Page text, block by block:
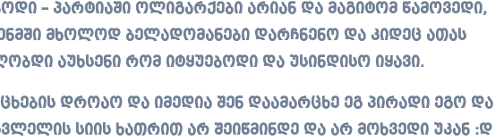
– პარტიაში ოლიგარქები არიან და მაგიტომ წამოვედი,
მხოლოდ ბელადომანები დარჩნენო და კიდეც ათას
აუხსენი რომ იტყუებოდი და უსინდისო იყავი.
დროაო და იმედია შენ დაამარცხე ეგ პირადი ეგო და
სიის ხათრით არ შეიწმინდე და არ მოხვედი უკან :დ